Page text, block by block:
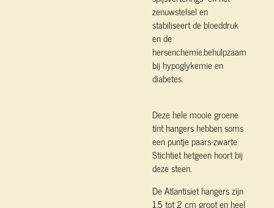
zenuwstelsel en
stabiliseert de bloeddruk
en de
hersenchemie.behulpzaam
bij hypoglykemie en
diabetes.
Deze hele mooie groene
tint hangers hebben soms
een puntje paars-zwarte
Stichtiet hetgeen hoort bij
deze steen.
De Atlantisiet hangers zijn
1,5 tot 2 cm groot en heel